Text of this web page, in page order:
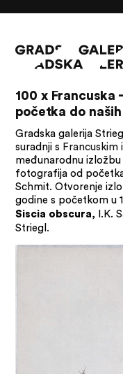
NOVOSTI
O
ZBIRKA
100 x
početka do
Gradska galerija
suradnji s
međunarodnu izložbu
fotografija od
Schmit. Otvorenje
godine s početkom u
Siscia obscura, I.K.
Striegl.